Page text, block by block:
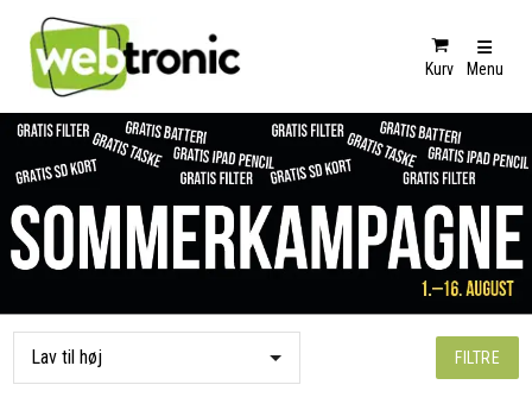
Kurv Menu
FILTRE